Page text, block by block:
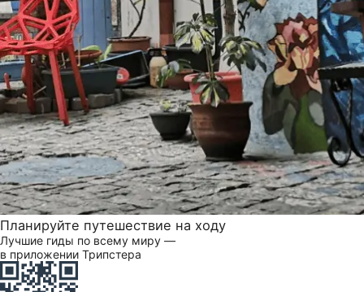
Планируйте путешествие на ходу
Лучшие гиды по всему миру —
в приложении Трипстера